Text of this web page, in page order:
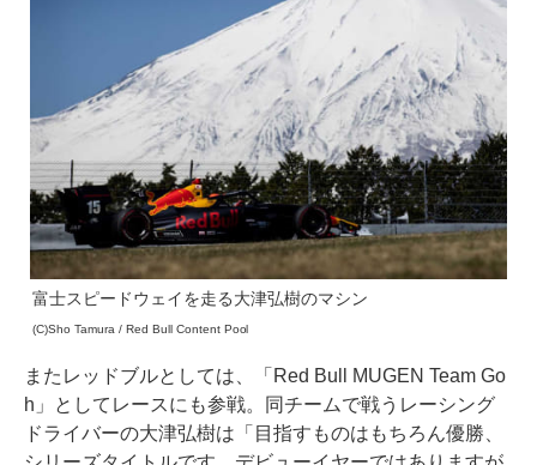
富士スピードウェイを走る大津弘樹のマシン
(C)Sho Tamura / Red Bull Content Pool
またレッドブルとしては、「Red Bull MUGEN Team Go
h」としてレースにも参戦。同チームで戦うレーシング
ドライバーの大津弘樹は「目指すものはもちろん優勝、